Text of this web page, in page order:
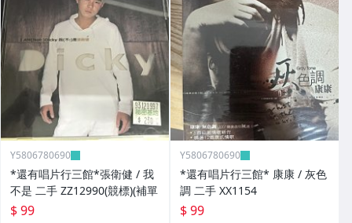
Y5806780690
*還有唱片行三館*張衛健 / 我
不是 二手 ZZ12990(競標)(補單
$ 99
Y5806780690
*還有唱片行三館* 康康 / 灰色
調 二手 XX1154
$ 99